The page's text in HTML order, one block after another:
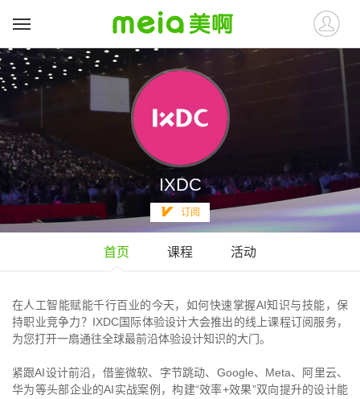
IXDC
订阅
首页 课程 活动
在人工智能赋能千行百业的今天，如何快速掌握AI知识与技能，保
持职业竞争力？IXDC国际体验设计大会推出的线上课程订阅服务，
为您打开一扇通往全球最前沿体验设计知识的大门。
紧跟AI设计前沿，借鉴微软、字节跳动、Google、Meta、阿里云、
华为等头部企业的AI实战案例，构建“效率+效果”双向提升的设计能